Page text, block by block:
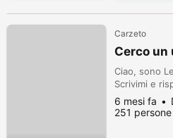
Carzeto
Cerco un
Ciao, sono
Scrivimi e
6 mesi fa
251